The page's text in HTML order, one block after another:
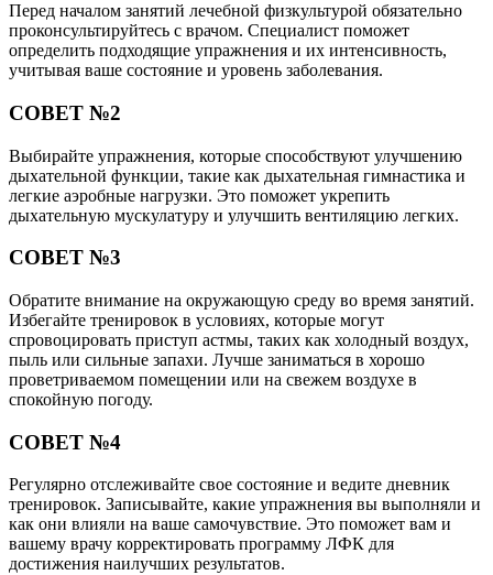
Перед началом занятий лечебной физкультурой обязательно
проконсультируйтесь с врачом. Специалист поможет
определить подходящие упражнения и их интенсивность,
учитывая ваше состояние и уровень заболевания.
СОВЕТ №2
Выбирайте упражнения, которые способствуют улучшению
дыхательной функции, такие как дыхательная гимнастика и
легкие аэробные нагрузки. Это поможет укрепить
дыхательную мускулатуру и улучшить вентиляцию легких.
СОВЕТ №3
Обратите внимание на окружающую среду во время занятий.
Избегайте тренировок в условиях, которые могут
спровоцировать приступ астмы, таких как холодный воздух,
пыль или сильные запахи. Лучше заниматься в хорошо
проветриваемом помещении или на свежем воздухе в
спокойную погоду.
СОВЕТ №4
Регулярно отслеживайте свое состояние и ведите дневник
тренировок. Записывайте, какие упражнения вы выполняли и
как они влияли на ваше самочувствие. Это поможет вам и
вашему врачу корректировать программу ЛФК для
достижения наилучших результатов.